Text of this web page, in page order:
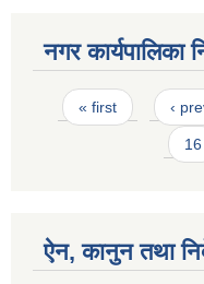
नगर कार्यपालिका
Pages
« first ‹
16
ऐन, कानुन तथा